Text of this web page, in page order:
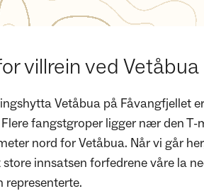
villrein ved Vetåbua
Vetåbua på Fåvangfjellet
fangstgroper ligger nær den T-
nord for Vetåbua. Når vi går
innsatsen forfedrene våre la
representerte.